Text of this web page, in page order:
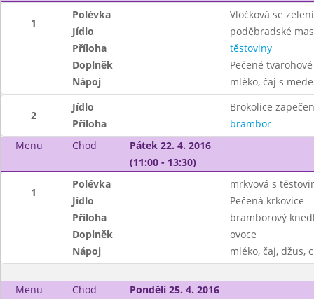
1
Polévka
Vločková se
Jídlo
poděbradské
Příloha
těstoviny
Doplněk
Pečené
Nápoj
mléko, čaj s
2
Jídlo
Brokolice
Příloha
brambor
Menu
Chod
Pátek 22. 4. 2016
(11:00 - 13:30)
1
Polévka
mrkvová s
Jídlo
Pečená krkovice
Příloha
bramborový
Doplněk
ovoce
Nápoj
mléko, čaj, džus,
Menu Chod
Pondělí 25. 4. 2016